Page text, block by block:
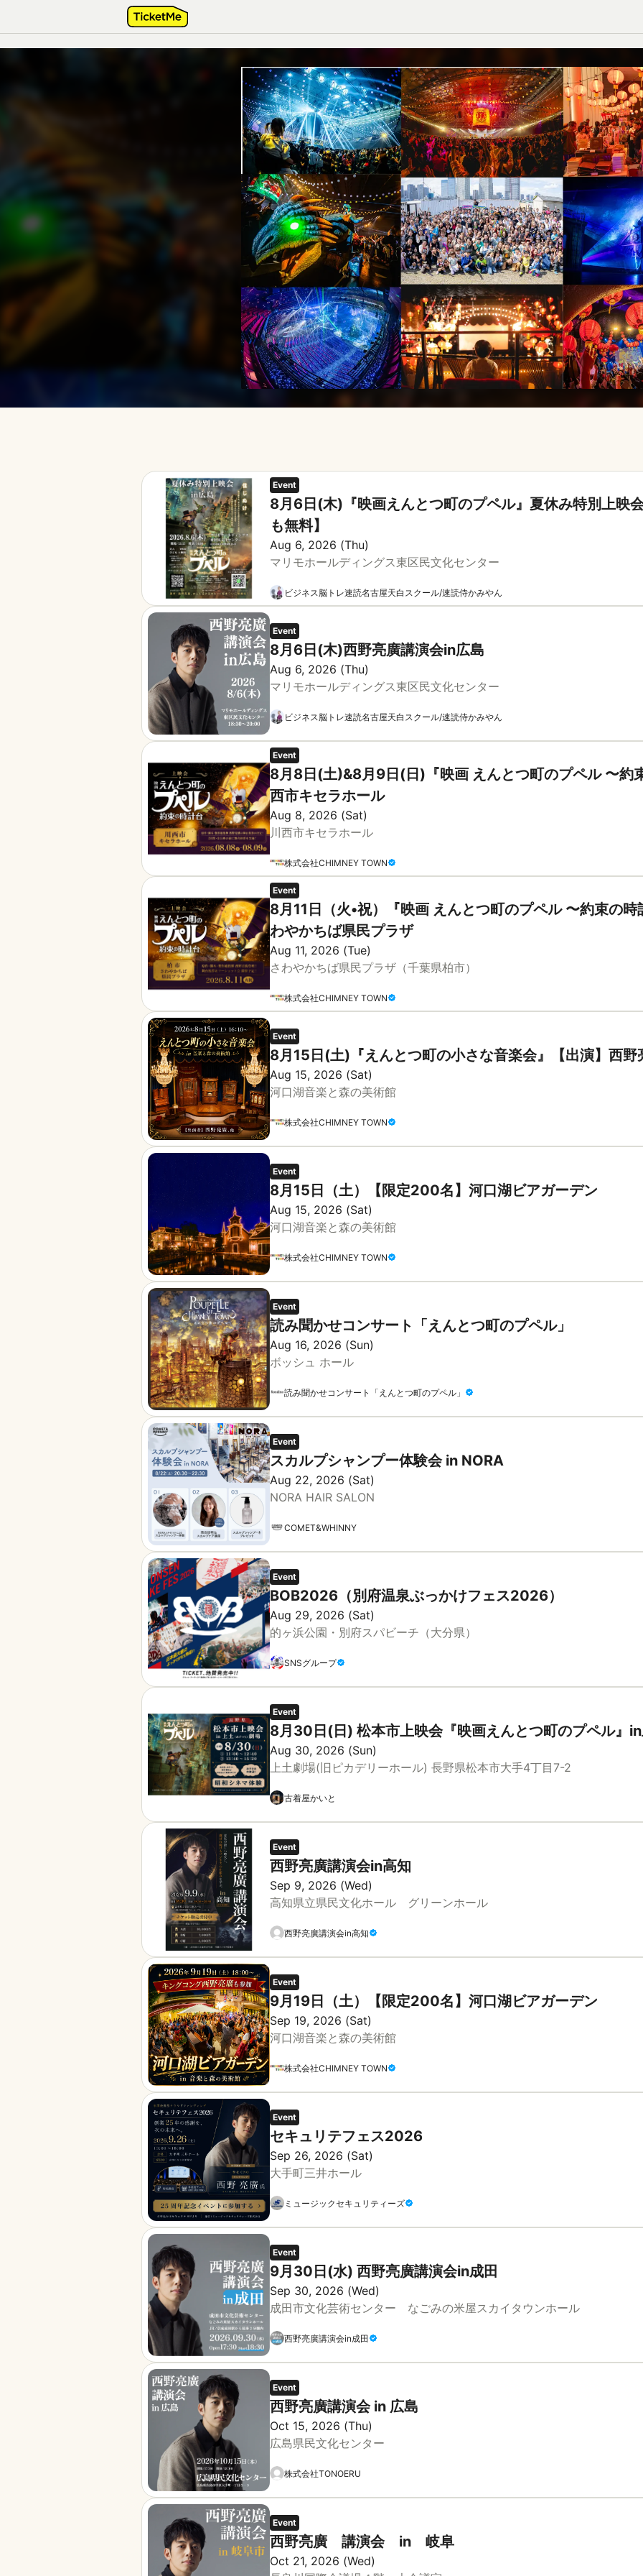
Event
8月6日(木)『映画えんとつ町のプペル』夏休み特別上映
も無料】
Aug 6, 2026 (Thu)
マリモホールディングス東区民文化センター
ビジネス脳トレ速読名古屋天白スクール/速読侍かみやん
Event
8月6日(木)西野亮廣講演会in広島
Aug 6, 2026 (Thu)
マリモホールディングス東区民文化センター
ビジネス脳トレ速読名古屋天白スクール/速読侍かみやん
Event
8月8日(土)&8月9日(日)『映画 えんとつ町のプペル 〜約
西市キセラホール
Aug 8, 2026 (Sat)
川西市キセラホール
株式会社CHIMNEY TOWN
Event
8月11日（火•祝）『映画 えんとつ町のプペル 〜約束の
わやかちば県民プラザ
Aug 11, 2026 (Tue)
さわやかちば県民プラザ（千葉県柏市）
株式会社CHIMNEY TOWN
Event
8月15日(土)『えんとつ町の小さな音楽会』【出演】西野
Aug 15, 2026 (Sat)
河口湖音楽と森の美術館
株式会社CHIMNEY TOWN
Event
8月15日（土）【限定200名】河口湖ビアガーデン
Aug 15, 2026 (Sat)
河口湖音楽と森の美術館
株式会社CHIMNEY TOWN
Event
読み聞かせコンサート「えんとつ町のプペル」
Aug 16, 2026 (Sun)
ボッシュ ホール
読み聞かせコンサート「えんとつ町のプペル」
Event
スカルプシャンプー体験会 in NORA
Aug 22, 2026 (Sat)
NORA HAIR SALON
COMET&WHINNY
Event
BOB2026（別府温泉ぶっかけフェス2026）
Aug 29, 2026 (Sat)
的ヶ浜公園・別府スパビーチ（大分県）
SNSグループ
Event
8月30日(日) 松本市上映会『映画えんとつ町のプペル』
Aug 30, 2026 (Sun)
上土劇場(旧ピカデリーホール) 長野県松本市大手4丁目7-2
古着屋かいと
Event
西野亮廣講演会in高知
Sep 9, 2026 (Wed)
高知県立県民文化ホール グリーンホール
西野亮廣講演会in高知
Event
9月19日（土）【限定200名】河口湖ビアガーデン
Sep 19, 2026 (Sat)
河口湖音楽と森の美術館
株式会社CHIMNEY TOWN
Event
セキュリテフェス2026
Sep 26, 2026 (Sat)
大手町三井ホール
ミュージックセキュリティーズ
Event
9月30日(水) 西野亮廣講演会in成田
Sep 30, 2026 (Wed)
成田市文化芸術センター なごみの米屋スカイタウンホール
西野亮廣講演会in成田
Event
西野亮廣講演会 in 広島
Oct 15, 2026 (Thu)
広島県民文化センター
株式会社TONOERU
Event
西野亮廣 講演会 in 岐阜
Oct 21, 2026 (Wed)